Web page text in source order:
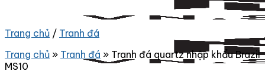
Trang chủ / Tranh đá
Trang chủ » Tranh đá » Tranh đá quartz nhập khẩu Brazil
MS10